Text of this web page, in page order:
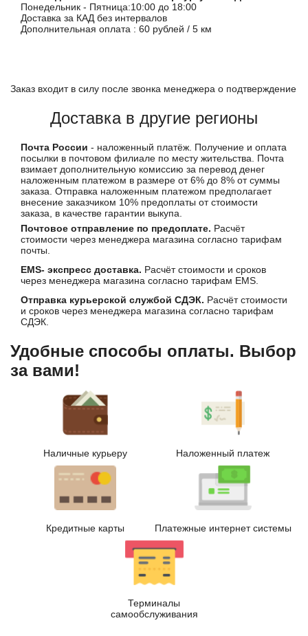
Понедельник - Пятница:10:00 до 18:00
Доставка за КАД без интервалов
Дополнительная оплата : 60 рублей / 5 км
Заказ входит в силу после звонка менеджера о подтверждение
Доставка в другие регионы
Почта России - наложенный платёж. Получение и оплата
посылки в почтовом филиале по месту жительства. Почта
взимает дополнительную комиссию за перевод денег
наложенным платежом в размере от 6% до 8% от суммы
заказа. Отправка наложенным платежом предполагает
внесение заказчиком 10% предоплаты от стоимости
заказа, в качестве гарантии выкупа.
Почтовое отправление по предоплате. Расчёт
стоимости через менеджера магазина согласно тарифам
почты.
EMS- экспресс доставка. Расчёт стоимости и сроков
через менеджера магазина согласно тарифам EMS.
Отправка курьерской службой СДЭК. Расчёт стоимости
и сроков через менеджера магазина согласно тарифам
СДЭК.
Удобные способы оплаты. Выбор
за вами!
Наличные курьеру Наложенный платеж
Кредитные карты Платежные интернет системы
Терминалы
самообслуживания